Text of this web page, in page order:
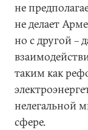
не
не делает
но с другой –
таким как
нелегальной
сфере.